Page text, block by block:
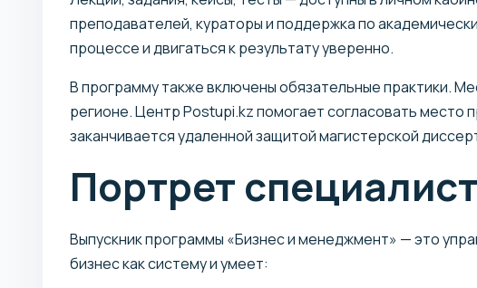
преподавателей, кураторы и поддержка по
процессе и двигаться к результату уверенно.
В программу также включены обязательные практики.
регионе. Центр Postupi.kz помогает согласовать место
заканчивается удаленной защитой магистерской
Портрет
Выпускник программы «Бизнес и менеджмент» — это
бизнес как систему и умеет: